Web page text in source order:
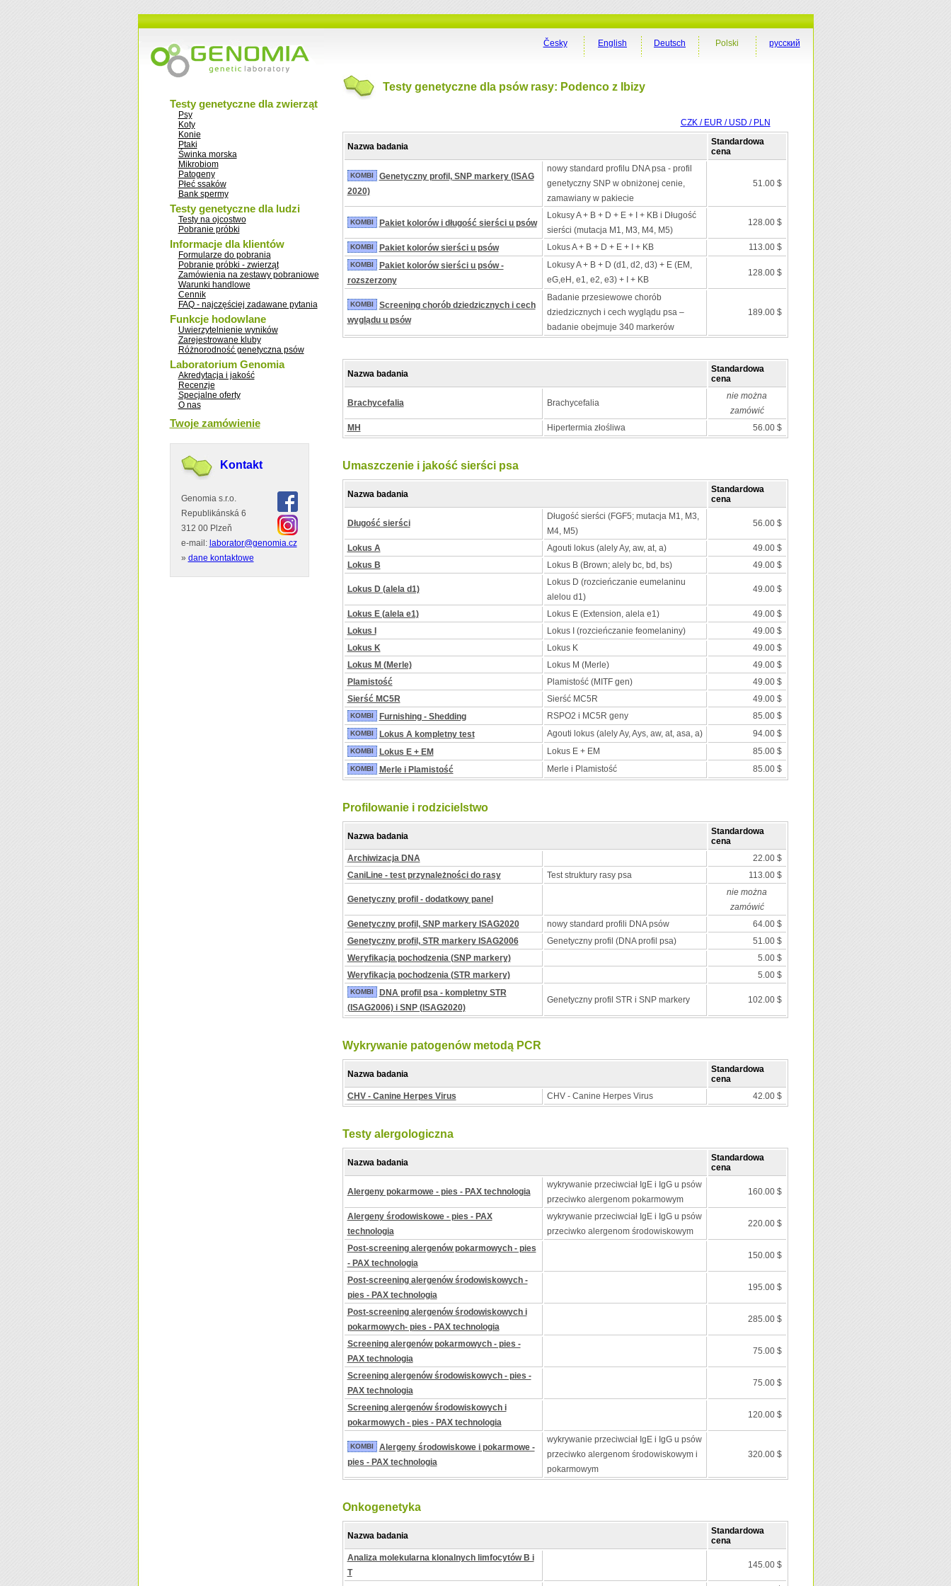
Testy genetyczne dla zwierząt
Psy
Koty
Konie
Ptaki
Świnka morska
Mikrobiom
Patogeny
Płeć ssaków
Bank spermy
Testy genetyczne dla ludzi
Testy na ojcostwo
Pobranie próbki
Informacje dla klientów
Formularze do pobrania
Pobranie próbki - zwierząt
Zamówienia na zestawy pobraniowe
Warunki handlowe
Cennik
FAQ - najczęściej zadawane pytania
Funkcje hodowlane
Uwierzytelnienie wyników
Zarejestrowane kluby
Różnorodność genetyczna psów
Laboratorium Genomia
Akredytacja i jakość
Recenzje
Specjalne oferty
O nas
Twoje zamówienie
Kontakt
Genomia s.r.o.
Republikánská 6
312 00 Plzeň
e-mail: laborator@genomia.cz
» dane kontaktowe
русский
Polski
Deutsch
English
Česky
Testy genetyczne dla psów rasy: Podenco z Ibizy
CZK / EUR / USD / PLN
Nazwa badania
Standardowa
cena
KOMBI
Genetyczny profil, SNP markery (ISAG
2020)
nowy standard profilu DNA psa - profil
genetyczny SNP w obniżonej cenie,
zamawiany w pakiecie
51.00 $
KOMBI Pakiet kolorów i długość sierści u psów
Lokusy A + B + D + E + I + KB i Długość
sierści (mutacja M1, M3, M4, M5)
128.00 $
KOMBI Pakiet kolorów sierści u psów Lokus A + B + D + E + I + KB 113.00 $
KOMBI
Pakiet kolorów sierści u psów -
rozszerzony
Lokusy A + B + D (d1, d2, d3) + E (EM,
eG,eH, e1, e2, e3) + I + KB
128.00 $
KOMBI
Screening chorób dziedzicznych i cech
wyglądu u psów
Badanie przesiewowe chorób
dziedzicznych i cech wyglądu psa –
badanie obejmuje 340 markerów
189.00 $
Nazwa badania
Standardowa
cena
Brachycefalia Brachycefalia
nie można
zamówić
MH
Hipertermia złośliwa 56.00 $
Umaszczenie i jakość sierści psa
Nazwa badania
Standardowa
cena
Długość sierści
Długość sierści (FGF5; mutacja M1, M3,
M4, M5)
56.00 $
Lokus A Agouti lokus (alely Ay, aw, at, a)
49.00 $
Lokus B
Lokus B (Brown; alely bc, bd, bs) 49.00 $
Lokus D (alela d1)
Lokus D (rozcieńczanie eumelaninu
alelou d1)
49.00 $
Lokus E (alela e1) Lokus E (Extension, alela e1)
49.00 $
Lokus I
Lokus I (rozcieńczanie feomelaniny)
49.00 $
Lokus K
Lokus K
49.00 $
Lokus M (Merle)
Lokus M (Merle)
49.00 $
Plamistość
Plamistość (MITF gen)
49.00 $
Sierść MC5R
Sierść MC5R 49.00 $
KOMBI Furnishing - Shedding RSPO2 i MC5R geny 85.00 $
KOMBI Lokus A kompletny test Agouti lokus (alely Ay, Ays, aw, at, asa, a) 94.00 $
KOMBI Lokus E + EM Lokus E + EM 85.00 $
KOMBI Merle i Plamistość Merle i Plamistość 85.00 $
Profilowanie i rodzicielstwo
Nazwa badania
Standardowa
cena
Archiwizacja DNA
22.00 $
CaniLine - test przynależności do rasy
Test struktury rasy psa 113.00 $
Genetyczny profil - dodatkowy panel
nie można
zamówić
Genetyczny profil, SNP markery ISAG2020
nowy standard profili DNA psów
64.00 $
Genetyczny profil, STR markery ISAG2006
Genetyczny profil (DNA profil psa)
51.00 $
Weryfikacja pochodzenia (SNP markery)
5.00 $
Weryfikacja pochodzenia (STR markery)
5.00 $
KOMBI
DNA profil psa - kompletny STR
(ISAG2006) i SNP (ISAG2020)
Genetyczny profil STR i SNP markery 102.00 $
Wykrywanie patogenów metodą PCR
Nazwa badania
Standardowa
cena
CHV - Canine Herpes Virus
CHV - Canine Herpes Virus 42.00 $
Testy alergologiczna
Nazwa badania
Standardowa
cena
Alergeny pokarmowe - pies - PAX technologia
wykrywanie przeciwciał IgE i IgG u psów
przeciwko alergenom pokarmowym
160.00 $
Alergeny środowiskowe - pies - PAX
technologia
wykrywanie przeciwciał IgE i IgG u psów
przeciwko alergenom środowiskowym
220.00 $
Post-screening alergenów pokarmowych - pies
- PAX technologia
150.00 $
Post-screening alergenów środowiskowych -
pies - PAX technologia
195.00 $
Post-screening alergenów środowiskowych i
pokarmowych- pies - PAX technologia
285.00 $
Screening alergenów pokarmowych - pies -
PAX technologia
75.00 $
Screening alergenów środowiskowych - pies -
PAX technologia
75.00 $
Screening alergenów środowiskowych i
pokarmowych - pies - PAX technologia
120.00 $
KOMBI
Alergeny środowiskowe i pokarmowe -
pies - PAX technologia
wykrywanie przeciwciał IgE i IgG u psów
przeciwko alergenom środowiskowym i
pokarmowym
320.00 $
Onkogenetyka
Nazwa badania
Standardowa
cena
Analiza molekularna klonalnych limfocytów B i
T
145.00 $